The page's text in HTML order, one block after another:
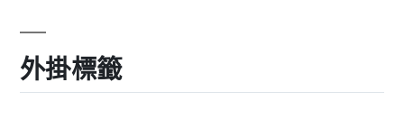
外掛標籤